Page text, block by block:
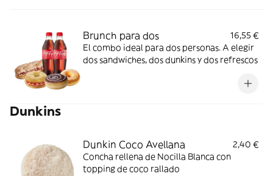
Brunch para dos
16,55 €
El combo ideal para dos personas. A elegir
dos sandwiches, dos dunkins y dos refrescos
Dunkins
Dunkin Coco Avellana
2,40 €
Concha rellena de Nocilla Blanca con
topping de coco rallado